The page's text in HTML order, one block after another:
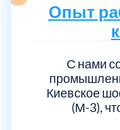
Опыт
С нами
Киевское
(М-3),